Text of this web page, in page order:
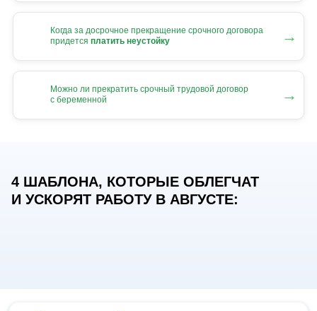
Когда за досрочное прекращение срочного договора
придется платить неустойку →
Можно ли прекратить срочный трудовой договор
с беременной
→
4 ШАБЛОНА, КОТОРЫЕ ОБЛЕГЧАТ
И УСКОРЯТ РАБОТУ В АВГУСТЕ: